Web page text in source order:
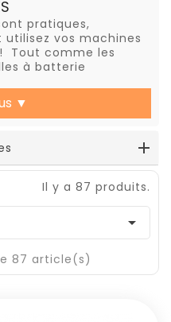
pratiques,
vos machines
Tout comme les
à batterie
▼
Il y a 87 produits.

87 article(s)